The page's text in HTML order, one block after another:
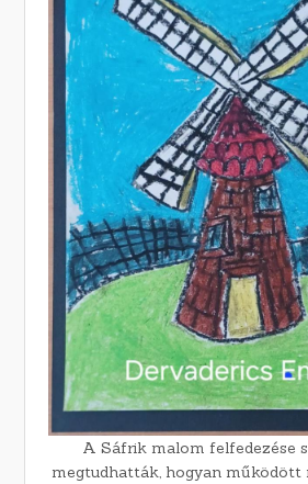
A Sáfrik malom felfedezése
megtudhatták, hogyan működött